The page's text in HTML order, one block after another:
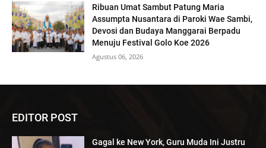
Ribuan Umat Sambut Patung Maria
Assumpta Nusantara di Paroki Wae Sambi,
Devosi dan Budaya Manggarai Berpadu
Menuju Festival Golo Koe 2026
Agustus 06, 2026
EDITOR POST
Gagal ke New York, Guru Muda Ini Justru